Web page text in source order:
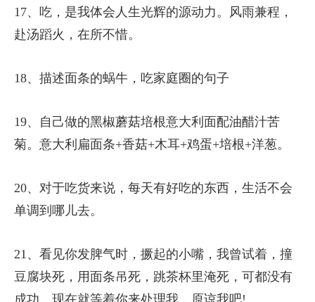
17、吃，是我体会人生光辉的源动力。风雨兼程，
赴汤蹈火，在所不惜。
18、描述面条的蜗牛，吃家庭圈的句子
19、自己做的黑椒蘑菇培根意大利面配油醋汁苦
菊。意大利扁面条+香菇+木耳+鸡蛋+培根+洋葱。
20、对于吃货来说，每天有好吃的东西，生活不会
单调到哪儿去。
21、看见你发脾气时，撅起的小嘴，我曾试着，撞
豆腐块死，用面条吊死，跳茶杯里淹死，可都没有